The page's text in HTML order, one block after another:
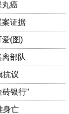
丸癌
案证据
爱(图)
部队
抗议
银行”
身亡